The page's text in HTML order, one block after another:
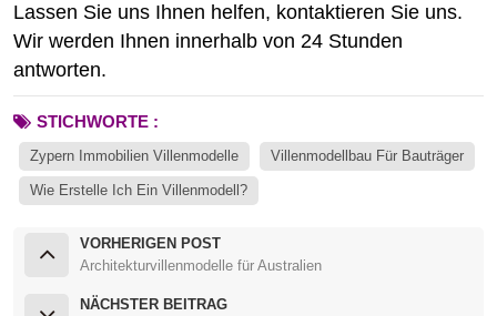
Lassen Sie uns Ihnen helfen, kontaktieren Sie uns.
Wir werden Ihnen innerhalb von 24 Stunden
antworten.
STICHWORTE :
Zypern Immobilien Villenmodelle Villenmodellbau Für Bauträger
Wie Erstelle Ich Ein Villenmodell?
VORHERIGEN POST
Architekturvillenmodelle für Australien
NÄCHSTER BEITRAG